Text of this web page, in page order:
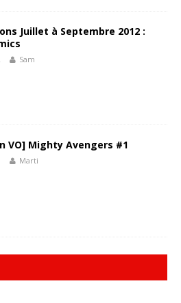
Juillet à Septembre 2012 :
Sam
VO] Mighty Avengers #1
Marti